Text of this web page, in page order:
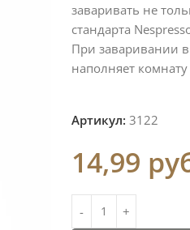
заваривать не
стандарта
При заваривании
наполняет
Артикул: 3122
14,99